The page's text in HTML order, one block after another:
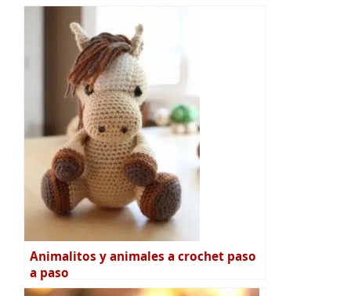
Animalitos y animales a crochet paso
a paso